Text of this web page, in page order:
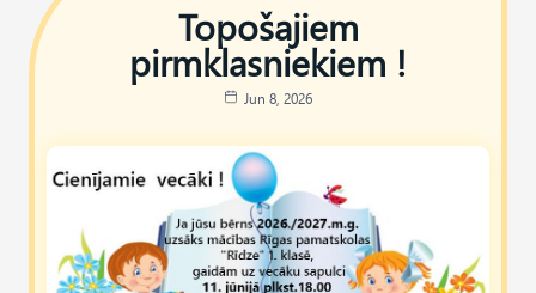
Topošajiem
pirmklasniekiem !
Jun 8, 2026